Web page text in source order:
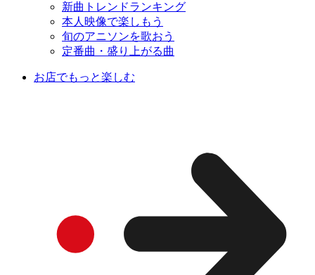
新曲トレンドランキング
本人映像で楽しもう
旬のアニソンを歌おう
定番曲・盛り上がる曲
お店でもっと楽しむ